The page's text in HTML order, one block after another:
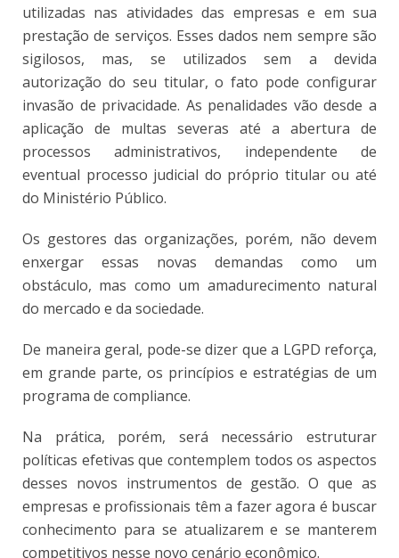
utilizadas nas atividades das empresas e em sua
prestação de serviços. Esses dados nem sempre são
sigilosos, mas, se utilizados sem a devida
autorização do seu titular, o fato pode configurar
invasão de privacidade. As penalidades vão desde a
aplicação de multas severas até a abertura de
processos administrativos, independente de
eventual processo judicial do próprio titular ou até
do Ministério Público.
Os gestores das organizações, porém, não devem
enxergar essas novas demandas como um
obstáculo, mas como um amadurecimento natural
do mercado e da sociedade.
De maneira geral, pode-se dizer que a LGPD reforça,
em grande parte, os princípios e estratégias de um
programa de compliance.
Na prática, porém, será necessário estruturar
políticas efetivas que contemplem todos os aspectos
desses novos instrumentos de gestão. O que as
empresas e profissionais têm a fazer agora é buscar
conhecimento para se atualizarem e se manterem
competitivos nesse novo cenário econômico.